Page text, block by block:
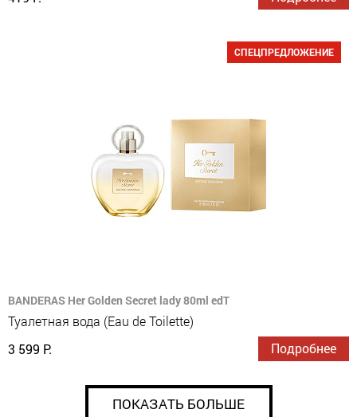
СПЕЦПРЕДЛОЖЕНИЕ
BANDERAS Her Golden Secret lady 80ml edT
Туалетная вода (Eau de Toilette)
3 599 Р.
Подробнее
ПОКАЗАТЬ БОЛЬШЕ